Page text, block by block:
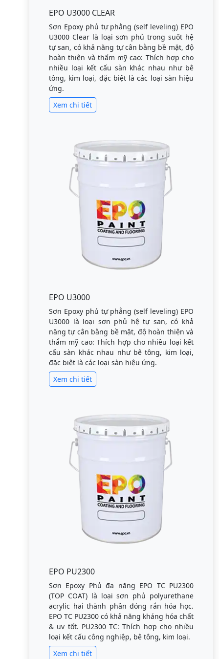
EPO U3000 CLEAR
Sơn Epoxy phủ tự phẳng (self leveling) EPO
U3000 Clear là loại sơn phủ trong suốt hệ
tự san, có khả năng tự cân bằng bề mặt, độ
hoàn thiện và thẩm mỹ cao: Thích hợp cho
nhiều loại kết cấu sàn khác nhau như bê
tông, kim loại, đặc biệt là các loại sàn hiệu
ứng.
Xem chi tiết
EPO U3000
Sơn Epoxy phủ tự phẳng (self leveling) EPO
U3000 là loại sơn phủ hệ tự san, có khả
năng tự cân bằng bề mặt, độ hoàn thiện và
thẩm mỹ cao: Thích hợp cho nhiều loại kết
cấu sàn khác nhau như bê tông, kim loại,
đặc biệt là các loại sàn hiệu ứng.
Xem chi tiết
EPO PU2300
Sơn Epoxy Phủ đa năng EPO TC PU2300
(TOP COAT) là loại sơn phủ polyurethane
acrylic hai thành phần đóng rắn hóa học.
EPO TC PU2300 có khả năng kháng hóa chất
& uv tốt. PU2300 TC: Thích hợp cho nhiều
loại kết cấu công nghiệp, bê tông, kim loại.
Xem chi tiết